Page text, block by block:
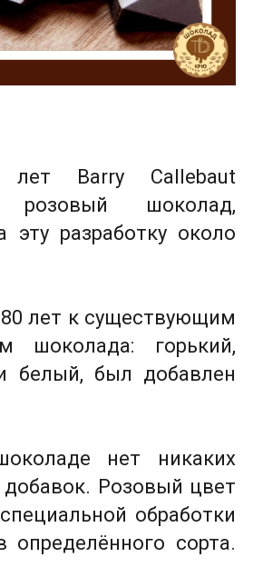
Barry Callebaut
розовый шоколад,
эту разработку около
лет к существующим
шоколада: горький,
белый, был добавлен
нет никаких
добавок. Розовый цвет
обработки
определённого сорта.